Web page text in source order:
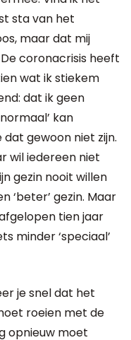
sta van het
maar dat mij
coronacrisis heeft
wat ik stiekem
dat ik geen
kan
gewoon niet zijn.
wil iedereen niet
gezin nooit willen
‘beter’ gezin. Maar
tien jaar
minder ‘speciaal’
je snel dat het
roeien met de
opnieuw moet